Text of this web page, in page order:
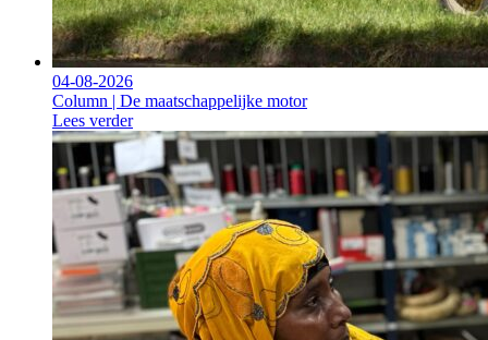
04-08-2026
Column | De maatschappelijke motor
Lees verder